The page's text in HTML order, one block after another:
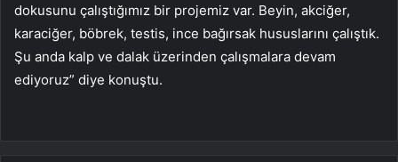
dokusunu çalıştığımız bir projemiz var. Beyin, akciğer,
karaciğer, böbrek, testis, ince bağırsak hususlarını çalıştık.
Şu anda kalp ve dalak üzerinden çalışmalara devam
ediyoruz” diye konuştu.